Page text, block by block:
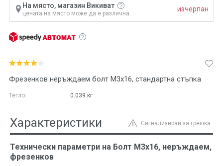
Фрезенков неръждаем болт М3х16, стандартна стъпка
Тегло: 0.039 кг
На място, магазин Викиват
цената на място може да е различна
изчерпан
Сигнализирай за грешка
Характеристики
Технически параметри на Болт М3х16, неръждаем,
фрезенков